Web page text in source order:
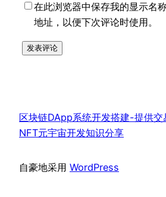
在此浏览器中保存我的显示名
地址，以便下次评论时使用。
区块链DApp系统开发搭建-提供交
NFT元宇宙开发知识分享
自豪地采用 WordPress